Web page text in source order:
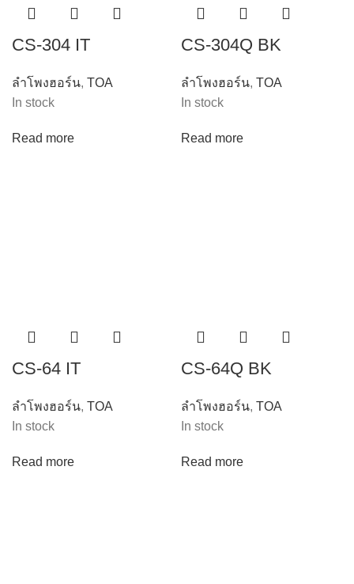
CS-304 IT
ลำโพงฮอร์น, TOA
In stock
Read more
CS-304Q BK
ลำโพงฮอร์น, TOA
In stock
Read more
CS-64 IT
ลำโพงฮอร์น, TOA
In stock
Read more
CS-64Q BK
ลำโพงฮอร์น, TOA
In stock
Read more